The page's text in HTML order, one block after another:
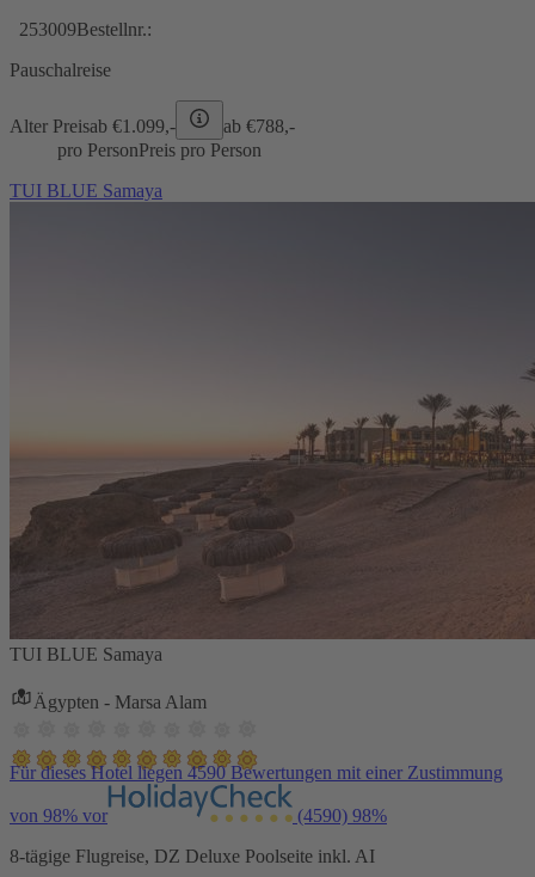
253009Bestellnr.:
Pauschalreise
Alter Preisab €1.099,- ab €788,-
pro PersonPreis pro Person
TUI BLUE Samaya
TUI BLUE Samaya
Ägypten - Marsa Alam
Für dieses Hotel liegen 4590 Bewertungen mit einer Zustimmung
von 98% vor (4590) 98%
8-tägige Flugreise, DZ Deluxe Poolseite inkl. AI